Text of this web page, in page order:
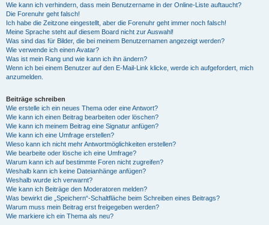
Wie kann ich verhindern, dass mein Benutzername in der Online-Liste auftaucht?
Die Forenuhr geht falsch!
Ich habe die Zeitzone eingestellt, aber die Forenuhr geht immer noch falsch!
Meine Sprache steht auf diesem Board nicht zur Auswahl!
Was sind das für Bilder, die bei meinem Benutzernamen angezeigt werden?
Wie verwende ich einen Avatar?
Was ist mein Rang und wie kann ich ihn ändern?
Wenn ich bei einem Benutzer auf den E-Mail-Link klicke, werde ich aufgefordert, mich
anzumelden.
Beiträge schreiben
Wie erstelle ich ein neues Thema oder eine Antwort?
Wie kann ich einen Beitrag bearbeiten oder löschen?
Wie kann ich meinem Beitrag eine Signatur anfügen?
Wie kann ich eine Umfrage erstellen?
Wieso kann ich nicht mehr Antwortmöglichkeiten erstellen?
Wie bearbeite oder lösche ich eine Umfrage?
Warum kann ich auf bestimmte Foren nicht zugreifen?
Weshalb kann ich keine Dateianhänge anfügen?
Weshalb wurde ich verwarnt?
Wie kann ich Beiträge den Moderatoren melden?
Was bewirkt die „Speichern“-Schaltfläche beim Schreiben eines Beitrags?
Warum muss mein Beitrag erst freigegeben werden?
Wie markiere ich ein Thema als neu?